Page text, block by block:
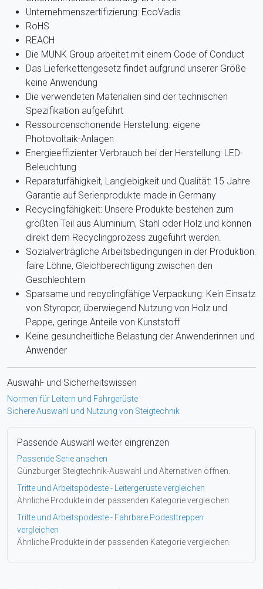
Unternehmenszertifizierung: EcoVadis
RoHS
REACH
Die MUNK Group arbeitet mit einem Code of Conduct
Das Lieferkettengesetz findet aufgrund unserer Größe
keine Anwendung
Die verwendeten Materialien sind der technischen
Spezifikation aufgeführt
Ressourcenschonende Herstellung: eigene
Photovoltaik-Anlagen
Energieeffizienter Verbrauch bei der Herstellung: LED-
Beleuchtung
Reparaturfähigkeit, Langlebigkeit und Qualität: 15 Jahre
Garantie auf Serienprodukte made in Germany
Recyclingfähigkeit: Unsere Produkte bestehen zum
größten Teil aus Aluminium, Stahl oder Holz und können
direkt dem Recyclingprozess zugeführt werden.
Sozialverträgliche Arbeitsbedingungen in der Produktion:
faire Löhne, Gleichberechtigung zwischen den
Geschlechtern
Sparsame und recyclingfähige Verpackung: Kein Einsatz
von Styropor, überwiegend Nutzung von Holz und
Pappe, geringe Anteile von Kunststoff
Keine gesundheitliche Belastung der Anwenderinnen und
Anwender
Auswahl- und Sicherheitswissen
Normen für Leitern und Fahrgerüste
Sichere Auswahl und Nutzung von Steigtechnik
Passende Auswahl weiter eingrenzen
Passende Serie ansehen
Günzburger Steigtechnik-Auswahl und Alternativen öffnen.
Tritte und Arbeitspodeste - Leitergerüste vergleichen
Ähnliche Produkte in der passenden Kategorie vergleichen.
Tritte und Arbeitspodeste - Fahrbare Podesttreppen
vergleichen
Ähnliche Produkte in der passenden Kategorie vergleichen.